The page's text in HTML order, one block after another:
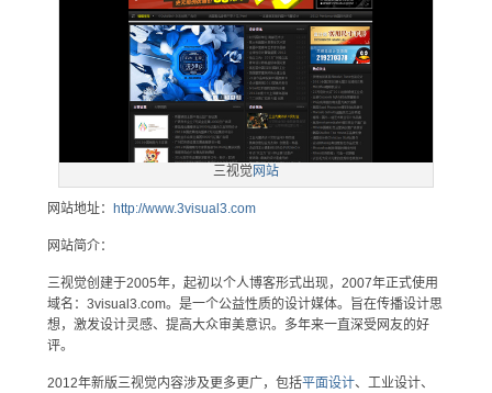
三视觉网站
网站地址： http://www.3visual3.com
网站简介：
三视觉创建于2005年，起初以个人博客形式出现，2007年正式使用
域名：3visual3.com。是一个公益性质的设计媒体。旨在传播设计思
想，激发设计灵感、提高大众审美意识。多年来一直深受网友的好
评。
2012年新版三视觉内容涉及更多更广，包括平面设计、工业设计、